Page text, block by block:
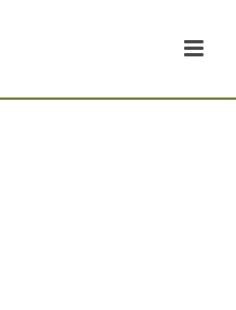
com clientes da